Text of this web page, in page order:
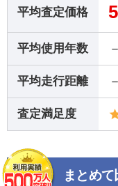
平均査定価格
平均使用年数
平均走行距離
査定満足度
まとめ